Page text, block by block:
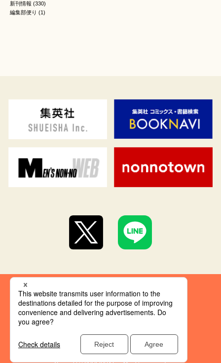
新刊情報 (330)
編集部便り (1)
集英社 オレンジ文庫とは
創刊にあたって
推奨環境
集英社の個人情報取り扱い